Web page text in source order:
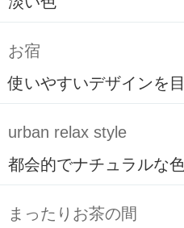
お宿
使いやすいデザインを
urban relax style
都会的でナチュラルな
まったりお茶の間